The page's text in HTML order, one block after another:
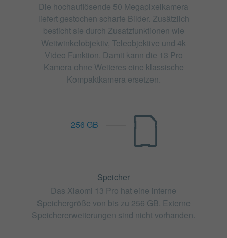
Die hochauflösende 50 Megapixelkamera
liefert gestochen scharfe Bilder. Zusätzlich
besticht sie durch Zusatzfunktionen wie
Weitwinkelobjektiv, Teleobjektive und 4k
Video Funktion. Damit kann die 13 Pro
Kamera ohne Weiteres eine klassische
Kompaktkamera ersetzen.
256 GB
Speicher
Das Xiaomi 13 Pro hat eine interne
Speichergröße von bis zu 256 GB. Externe
Speichererweiterungen sind nicht vorhanden.